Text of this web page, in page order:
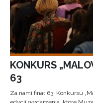
KONKURS
63
Za nami finał 63. Konkursu